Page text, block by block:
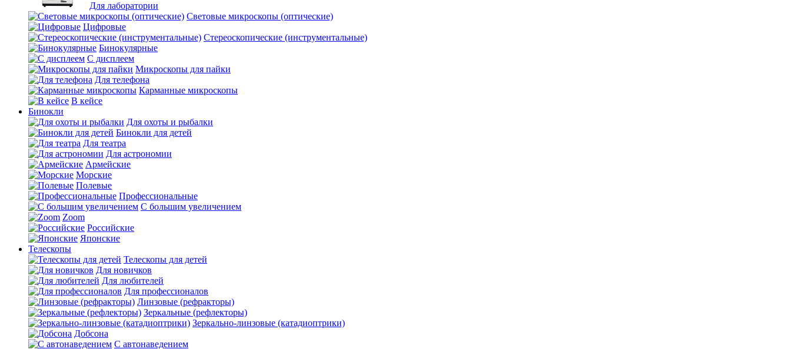
Для лаборатории
Световые микроскопы (оптические)
Цифровые
Стереоскопические (инструментальные)
Бинокулярные
С дисплеем
Микроскопы для пайки
Для телефона
Карманные микроскопы
В кейсе
Бинокли
Для охоты и рыбалки
Бинокли для детей
Для театра
Для астрономии
Армейские
Морские
Полевые
Профессиональные
С большим увеличением
Zoom
Российские
Японские
Телескопы
Телескопы для детей
Для новичков
Для любителей
Для профессионалов
Линзовые (рефракторы)
Зеркальные (рефлекторы)
Зеркально-линзовые (катадиоптрики)
Добсона
С автонаведением